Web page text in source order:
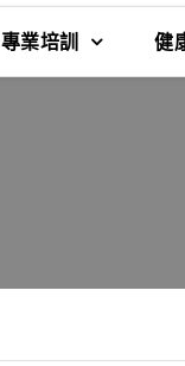
專業培訓 健